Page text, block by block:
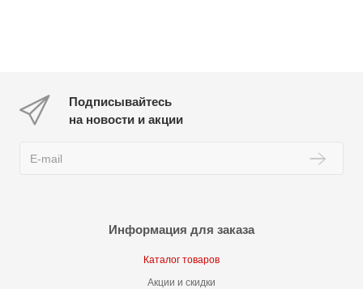
Подписывайтесь
на новости и акции
Информация для заказа
Каталог товаров
Акции и скидки